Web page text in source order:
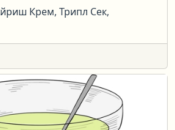
Крем, Трипл Сек,